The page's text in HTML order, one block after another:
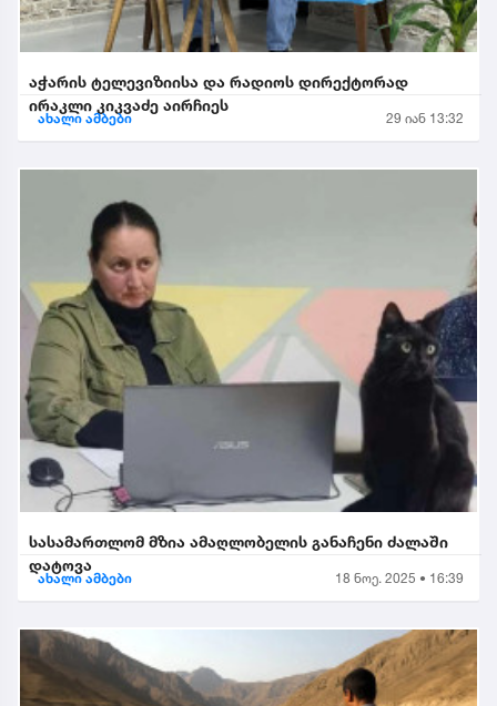
აჭარის ტელევიზიისა და რადიოს დირექტორად
ირაკლი კიკვაძე აირჩიეს
ახალი ამბები 29 იან 13:32
სასამართლომ მზია ამაღლობელის განაჩენი ძალაში
დატოვა
ახალი ამბები 18 ნოე. 2025 • 16:39